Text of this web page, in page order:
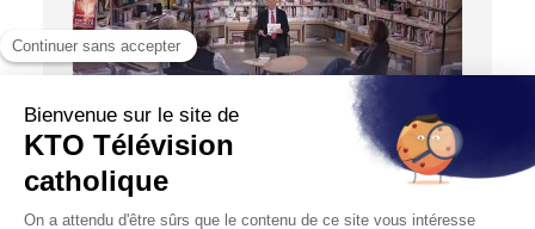
01:29:59
L’Esprit des Lettres de mars 2026 : Baudouin
et Jacques de Guillebon, E. Tourpe, Joseph
Yacoub
27/03/2026